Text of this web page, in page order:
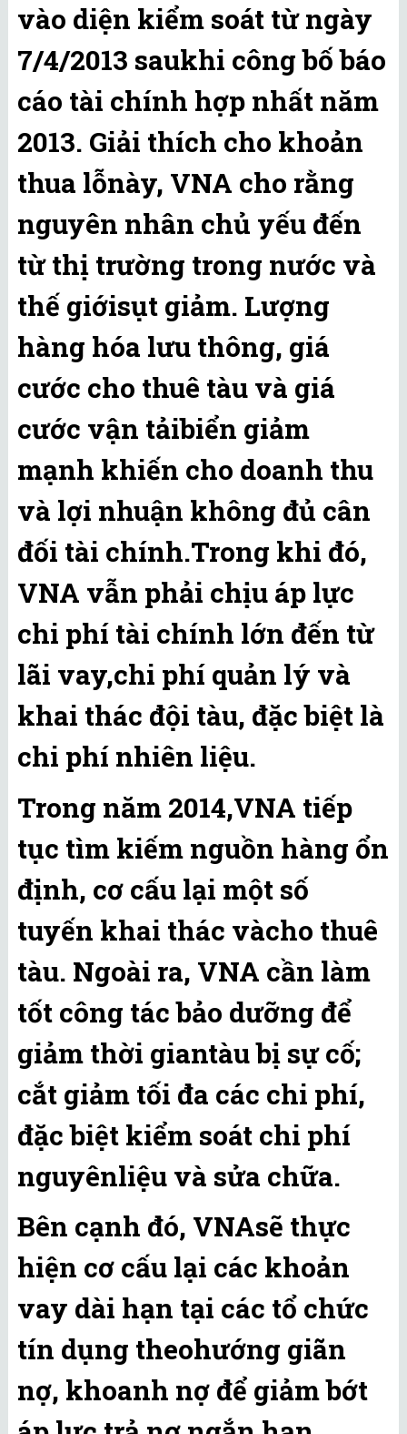
vào diện kiểm soát từ ngày
7/4/2013 saukhi công bố báo
cáo tài chính hợp nhất năm
2013. Giải thích cho khoản
thua lỗnày, VNA cho rằng
nguyên nhân chủ yếu đến
từ thị trường trong nước và
thế giớisụt giảm. Lượng
hàng hóa lưu thông, giá
cước cho thuê tàu và giá
cước vận tảibiển giảm
mạnh khiến cho doanh thu
và lợi nhuận không đủ cân
đối tài chính.Trong khi đó,
VNA vẫn phải chịu áp lực
chi phí tài chính lớn đến từ
lãi vay,chi phí quản lý và
khai thác đội tàu, đặc biệt là
chi phí nhiên liệu.
Trong năm 2014,VNA tiếp
tục tìm kiếm nguồn hàng ổn
định, cơ cấu lại một số
tuyến khai thác vàcho thuê
tàu. Ngoài ra, VNA cần làm
tốt công tác bảo dưỡng để
giảm thời giantàu bị sự cố;
cắt giảm tối đa các chi phí,
đặc biệt kiểm soát chi phí
nguyênliệu và sửa chữa.
Bên cạnh đó, VNAsẽ thực
hiện cơ cấu lại các khoản
vay dài hạn tại các tổ chức
tín dụng theohướng giãn
nợ, khoanh nợ để giảm bớt